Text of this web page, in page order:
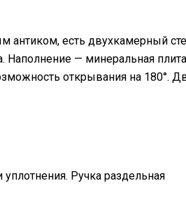
антиком, есть двухкамерный
Наполнение — минеральная
открывания на 180°.
Ручка раздельная